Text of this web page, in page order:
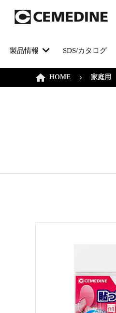
製品情報 SDS/カタログ
HOME 家庭用